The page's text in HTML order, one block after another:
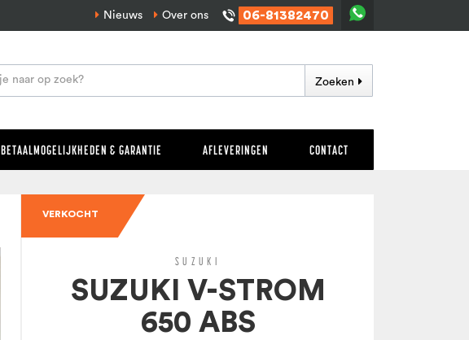
Nieuws Over ons 06-81382470
Zoeken
BETAALMOGELIJKHEDEN & GARANTIE AFLEVERINGEN CONTACT
VERKOCHT
SUZUKI
SUZUKI V-STROM
650 ABS